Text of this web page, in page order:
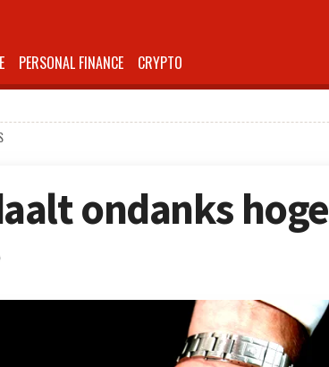
PERSONAL FINANCE CRYPTO
ondanks hoge